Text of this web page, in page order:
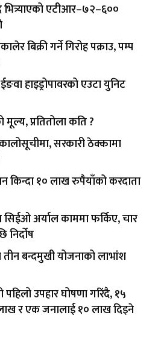
एटीआर–७२–६००
बिक्री गर्ने गिरोह पक्राउ, पम्प
हाइड्रोपावरको एउटा युनिट
प्रतितोला कति ?
सरकारी ठेक्कामा
किन्दा १० लाख रुपैयाँको करदाता
अर्याल काममा फर्किए, चार
बन्दमुखी योजनाको लाभांश
पहिलो उपहार घोषणा गरिंदै, १५
र एक जनालाई १० लाख दिइने